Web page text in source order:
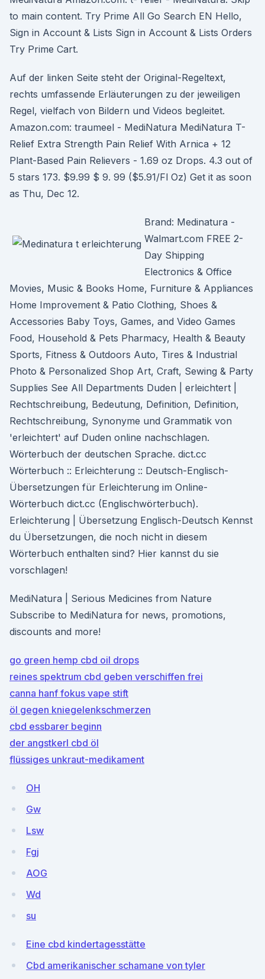
to main content. Try Prime All Go Search EN Hello,
Sign in Account & Lists Sign in Account & Lists Orders
Try Prime Cart.
Auf der linken Seite steht der Original-Regeltext,
rechts umfassende Erläuterungen zu der jeweiligen
Regel, vielfach von Bildern und Videos begleitet.
Amazon.com: traumeel - MediNatura MediNatura T-
Relief Extra Strength Pain Relief With Arnica + 12
Plant-Based Pain Relievers - 1.69 oz Drops. 4.3 out of
5 stars 173. $9.99 $ 9. 99 ($5.91/Fl Oz) Get it as soon
as Thu, Dec 12.
Brand: Medinatura -
Walmart.com FREE 2-
Day Shipping
Electronics & Office
Movies, Music & Books Home, Furniture & Appliances
Home Improvement & Patio Clothing, Shoes &
Accessories Baby Toys, Games, and Video Games
Food, Household & Pets Pharmacy, Health & Beauty
Sports, Fitness & Outdoors Auto, Tires & Industrial
Photo & Personalized Shop Art, Craft, Sewing & Party
Supplies See All Departments Duden | erleichtert |
Rechtschreibung, Bedeutung, Definition, Definition,
Rechtschreibung, Synonyme und Grammatik von
'erleichtert' auf Duden online nachschlagen.
Wörterbuch der deutschen Sprache. dict.cc
Wörterbuch :: Erleichterung :: Deutsch-Englisch-
Übersetzungen für Erleichterung im Online-
Wörterbuch dict.cc (Englischwörterbuch).
Erleichterung | Übersetzung Englisch-Deutsch Kennst
du Übersetzungen, die noch nicht in diesem
Wörterbuch enthalten sind? Hier kannst du sie
vorschlagen!
MediNatura | Serious Medicines from Nature
Subscribe to MediNatura for news, promotions,
discounts and more!
go green hemp cbd oil drops
reines spektrum cbd geben verschiffen frei
canna hanf fokus vape stift
öl gegen kniegelenkschmerzen
cbd essbarer beginn
der angstkerl cbd öl
flüssiges unkraut-medikament
OH
Gw
Lsw
Fgj
AOG
Wd
su
Eine cbd kindertagesstätte
Cbd amerikanischer schamane von tyler